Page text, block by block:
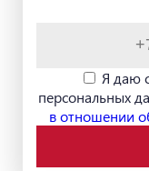
Я даю
персональных
в отношении